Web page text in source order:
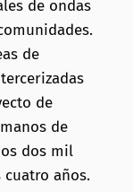
de ondas
de
de
de
dos mil
años.